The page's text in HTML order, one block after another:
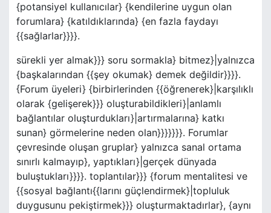
{potansiyel kullanıcılar} {kendilerine uygun olan
forumlara} {katıldıklarında} {en fazla faydayı
{{sağlarlar}}}}.
sürekli yer almak}}} soru sormakla} bitmez}|yalnızca
{başkalarından {{şey okumak} demek değildir}}}}.
{Forum üyeleri} {birbirlerinden {{öğrenerek}|karşılıklı
olarak {gelişerek}}} oluşturabildikleri}|anlamlı
bağlantılar oluşturdukları}|artırmalarına} katkı
sunan} görmelerine neden olan}}}}}}}. Forumlar
çevresinde oluşan gruplar} yalnızca sanal ortama
sınırlı kalmayıp}, yaptıkları}|gerçek dünyada
buluştukları}}}}. toplantılar}}} {forum mentalitesi ve
{{sosyal bağlantı{{larını güçlendirmek}|topluluk
duygusunu pekiştirmek}}} oluşturmaktadırlar}, {aynı